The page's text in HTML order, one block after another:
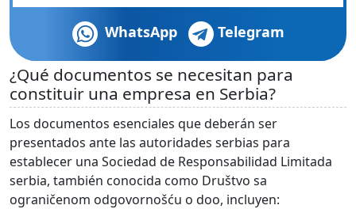
WhatsApp Telegram
¿Qué documentos se necesitan para
constituir una empresa en Serbia?
Los documentos esenciales que deberán ser
presentados ante las autoridades serbias para
establecer una Sociedad de Responsabilidad Limitada
serbia, también conocida como Društvo sa
ograničenom odgovornošću o doo, incluyen: